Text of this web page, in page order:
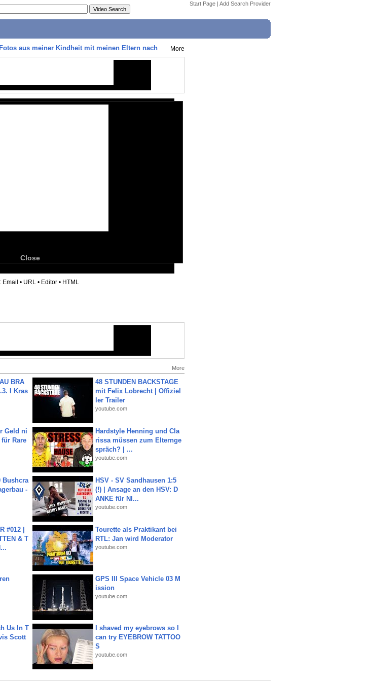
Start Page | Add Search Provider
aus meiner Kindheit mit meinen Eltern nach More
Close
Email • URL • Editor • HTML
More
BRA
I Kras
48 STUNDEN BACKSTAGE
mit Felix Lobrecht | Offiziel
ler Trailer
youtube.com
Geld ni
Rare
Hardstyle Henning und Cla
rissa müssen zum Elternge
spräch? | ...
youtube.com
Bushcra
-
HSV - SV Sandhausen 1:5
(!) | Ansage an den HSV: D
ANKE für NI...
youtube.com
#012 |
& T
Tourette als Praktikant bei
RTL: Jan wird Moderator
youtube.com
GPS III Space Vehicle 03 M
ission
youtube.com
Us In T
Scott
I shaved my eyebrows so I
can try EYEBROW TATTOO
S
youtube.com